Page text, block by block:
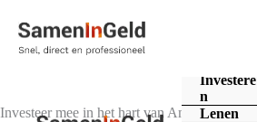
Investere
n
Lenen
Investeer mee in het hart van Amsterdam